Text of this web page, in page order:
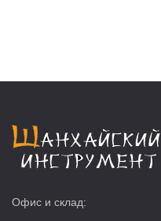
Офис и склад: